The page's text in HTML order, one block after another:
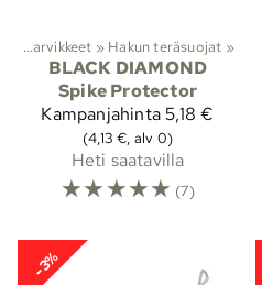
Tarvikkeet ‪» Hakun teräsuojat ‪»
BLACK DIAMOND
Spike Protector
Kampanjahinta5,18 €
(4,13 €, alv 0)
Heti saatavilla
☆☆☆☆☆ (7)
Lajit ‪»Kiipeily‪» Hakut
-3%